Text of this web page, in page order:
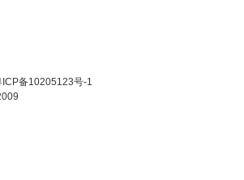
ICP备10205123号-1